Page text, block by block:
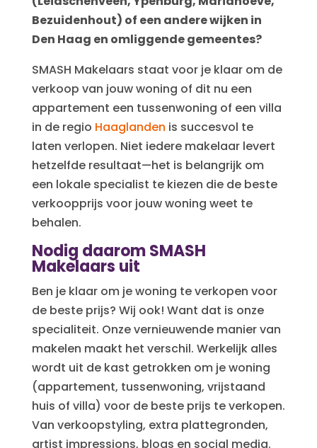
Bezuidenhout) of een andere wijken in
Den Haag en omliggende gemeentes?
SMASH Makelaars staat voor je klaar om de
verkoop van jouw woning of dit nu een
appartement een tussenwoning of een villa
in de regio Haaglanden is succesvol te
laten verlopen. Niet iedere makelaar levert
hetzelfde resultaat—het is belangrijk om
een lokale specialist te kiezen die de beste
verkoopprijs voor jouw woning weet te
behalen.
Nodig daarom SMASH
Makelaars uit
Ben je klaar om je woning te verkopen voor
de beste prijs? Wij ook! Want dat is onze
specialiteit. Onze vernieuwende manier van
makelen maakt het verschil. Werkelijk alles
wordt uit de kast getrokken om je woning
(appartement, tussenwoning, vrijstaand
huis of villa) voor de beste prijs te verkopen.
Van verkoopstyling, extra plattegronden,
artist impressions, blogs en social media.